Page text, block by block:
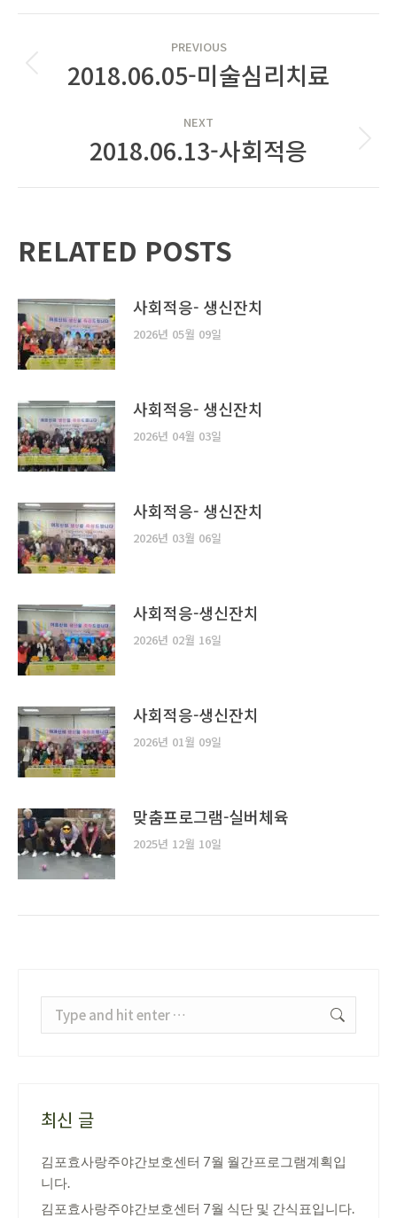
NAVIGATION
PREVIOUS
Previous
2018.06.05-미술심리치료
NEXT
Next
2018.06.13-사회적응
RELATED POSTS
사회적응- 생신잔치
2026년 05월 09일
사회적응- 생신잔치
2026년 04월 03일
사회적응- 생신잔치
2026년 03월 06일
사회적응-생신잔치
2026년 02월 16일
사회적응-생신잔치
2026년 01월 09일
맞춤프로그램-실버체육
2025년 12월 10일
Search:
최신 글
김포효사랑주야간보호센터 7월 월간프로그램계획입
니다.
김포효사랑주야간보호센터 7월 식단 및 간식표입니다.